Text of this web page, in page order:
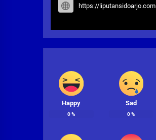
https://liputansidoarjo.com
Happy
0%
Sad
0%